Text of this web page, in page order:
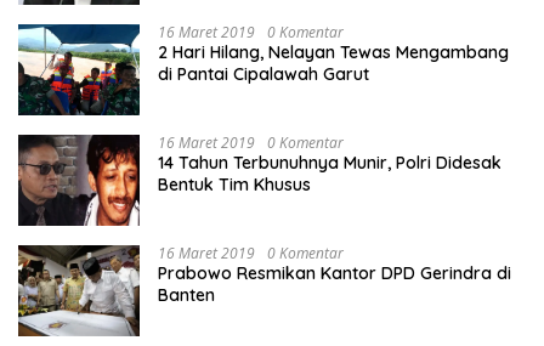
16 Maret 2019 0 Komentar
2 Hari Hilang, Nelayan Tewas Mengambang
di Pantai Cipalawah Garut
16 Maret 2019 0 Komentar
14 Tahun Terbunuhnya Munir, Polri Didesak
Bentuk Tim Khusus
16 Maret 2019 0 Komentar
Prabowo Resmikan Kantor DPD Gerindra di
Banten